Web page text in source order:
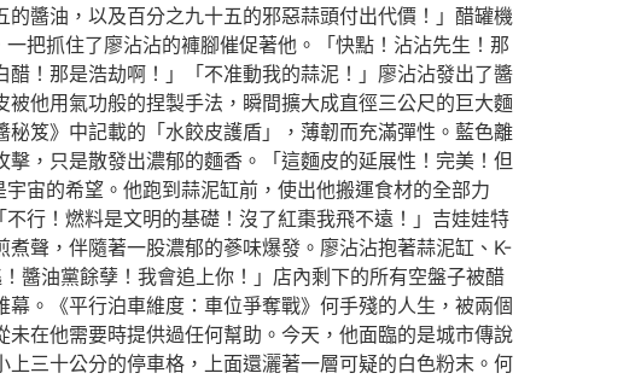
醬油，以及百分之九十五的邪惡蒜頭付出代價！」醋罐機
把抓住了廖沾沾的褲腳催促著他。「快點！沾沾先生！那
！那是浩劫啊！」「不准動我的蒜泥！」廖沾沾發出了醬
他用氣功般的捏製手法，瞬間擴大成直徑三公尺的巨大麵
秘笈》中記載的「水餃皮護盾」，薄韌而充滿彈性。藍色離
，只是散發出濃郁的麵香。「這麵皮的延展性！完美！但
宙的希望。他跑到蒜泥缸前，使出他搬運食材的全部力
行！燃料是文明的基礎！沒了紅棗我飛不遠！」吉娃娃特
聲，伴隨著一股濃郁的蔘味爆發。廖沾沾抱著蒜泥缸、K-
醬油黨餘孽！我會追上你！」店內剩下的所有空盤子被醋
。《平行泊車維度：車位爭奪戰》何手殘的人生，被兩個
在他需要時提供過任何幫助。今天，他面臨的是城市傳說
三十公分的停車格，上面還灑著一層可疑的白色粉末。何